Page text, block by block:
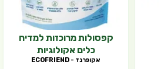
קפסולות מרוכזות למדיח
כלים אקולוגיות
אקופרנד - ECOFRIEND